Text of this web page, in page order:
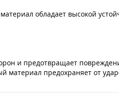
обладает высокой
и предотвращает
материал предохраняет от